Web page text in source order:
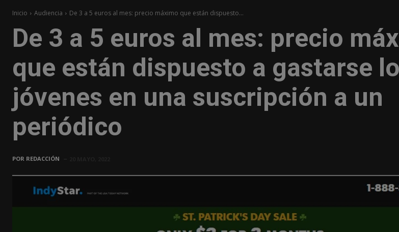
Inicio Audiencia De 3 a 5 euros al mes: precio máximo que están dispuesto...
De 3 a 5 euros al mes: precio
que están dispuesto a gastarse
jóvenes en una suscripción a un
periódico
POR REDACCIÓN